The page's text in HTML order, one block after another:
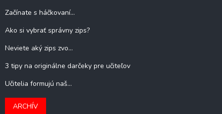
Začínate s háčkovaní...
Ako si vybrať správny zips?
Neviete aký zips zvo...
3 tipy na originálne darčeky pre učiteľov
Učitelia formujú naš...
ARCHÍV